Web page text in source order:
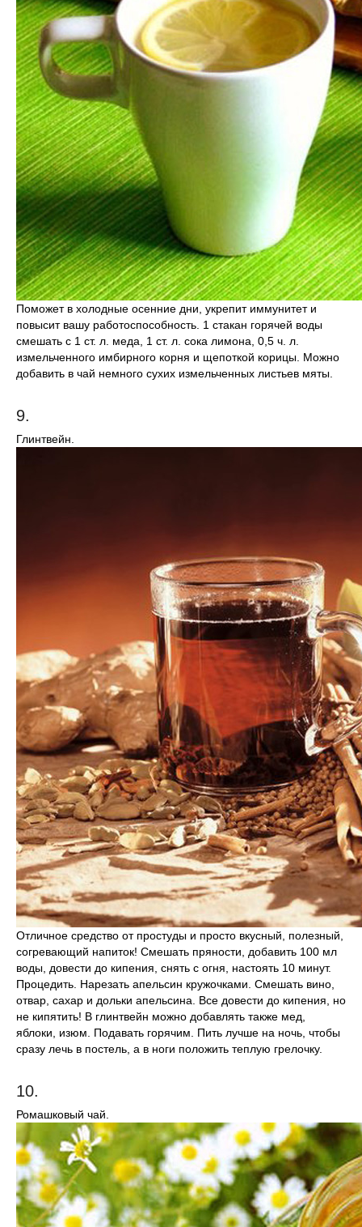
Поможет в холодные осенние дни, укрепит иммунитет и
повысит вашу работоспособность. 1 стакан горячей воды
смешать с 1 ст. л. меда, 1 ст. л. сока лимона, 0,5 ч. л.
измельченного имбирного корня и щепоткой корицы. Можно
добавить в чай немного сухих измельченных листьев мяты.
9.
Глинтвейн.
Отличное средство от простуды и просто вкусный, полезный,
согревающий напиток! Смешать пряности, добавить 100 мл
воды, довести до кипения, снять с огня, настоять 10 минут.
Процедить. Нарезать апельсин кружочками. Смешать вино,
отвар, сахар и дольки апельсина. Все довести до кипения, но
не кипятить! В глинтвейн можно добавлять также мед,
яблоки, изюм. Подавать горячим. Пить лучше на ночь, чтобы
сразу лечь в постель, а в ноги положить теплую грелочку.
10.
Ромашковый чай.